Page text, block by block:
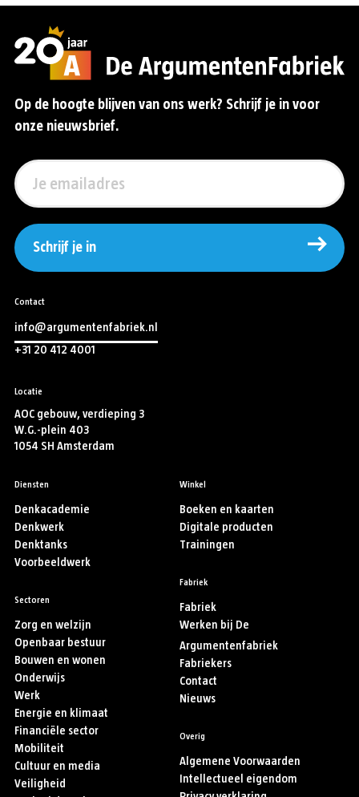
Op de hoogte blijven van ons werk? Schrijf je in voor
onze nieuwsbrief.
Schrijf je in
Contact
info@argumentenfabriek.nl
+31 20 412 4001
Locatie
AOC gebouw, verdieping 3
W.G.-plein 403
1054 SH Amsterdam
Diensten
Denkacademie
Denkwerk
Denktanks
Voorbeeldwerk
Sectoren
Zorg en welzijn
Openbaar bestuur
Bouwen en wonen
Onderwijs
Werk
Energie en klimaat
Financiële sector
Mobiliteit
Cultuur en media
Veiligheid
Winkel
Boeken en kaarten
Digitale producten
Trainingen
Fabriek
Fabriek
Werken bij De
Argumentenfabriek
Fabriekers
Contact
Nieuws
Overig
Algemene Voorwaarden
Intellectueel eigendom